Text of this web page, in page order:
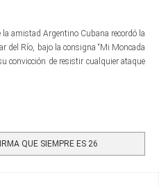
amistad Argentino Cubana recordó la
del Río, bajo la consigna “Mi Moncada
convicción de resistir cualquier ataque
QUE SIEMPRE ES 26